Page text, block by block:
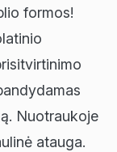
formos!
Nuotraukoje
atauga.